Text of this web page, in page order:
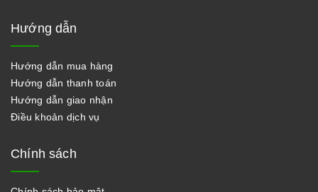
Hướng dẫn
Hướng dẫn mua hàng
Hướng dẫn thanh toán
Hướng dẫn giao nhận
Điều khoản dịch vụ
Chính sách